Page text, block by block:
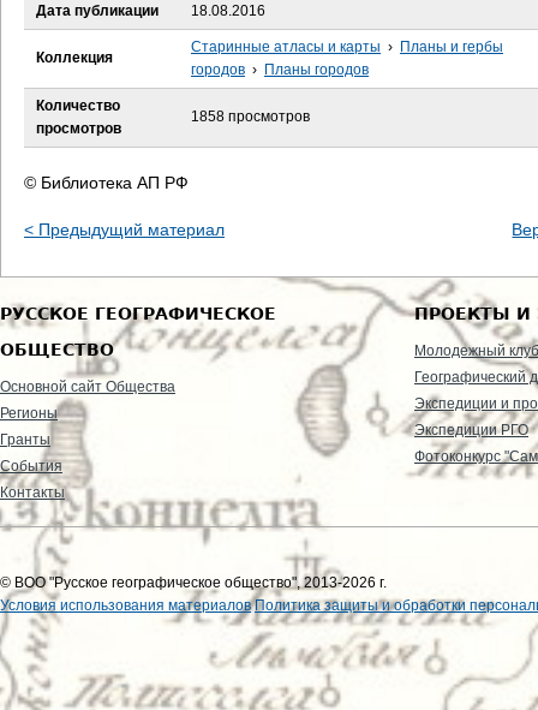
Дата публикации 18.08.2016
Коллекция
Старинные атласы и карты › Планы и гербы
городов › Планы городов
Количество
просмотров
1858 просмотров
© Библиотека АП РФ
< Предыдущий материал
РУССКОЕ ГЕОГРАФИЧЕСКОЕ
ОБЩЕСТВО
Основной сайт Общества
Регионы
Гранты
События
Контакты
ПРОЕКТЫ И
Молодежный клуб
Географический
Экспедиции и
Экспедиции РГО
Фотоконкурс
© ВОО "Русское географическое общество", 2013-2026 г.
Условия использования материалов Политика защиты и обработки